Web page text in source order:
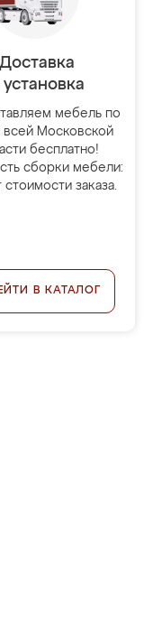
Доставка
установка
мебель по
всей Московской
бесплатно!
сборки мебели:
стоимости заказа.
В КАТАЛОГ